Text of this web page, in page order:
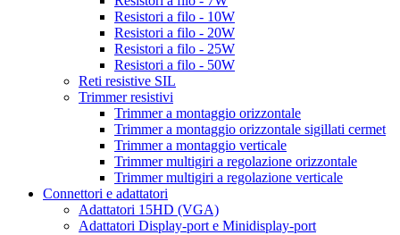
Resistori a filo - 10W
Resistori a filo - 20W
Resistori a filo - 25W
Resistori a filo - 50W
Reti resistive SIL
Trimmer resistivi
Trimmer a montaggio orizzontale
Trimmer a montaggio orizzontale sigillati cermet
Trimmer a montaggio verticale
Trimmer multigiri a regolazione orizzontale
Trimmer multigiri a regolazione verticale
Connettori e adattatori
Adattatori 15HD (VGA)
Adattatori Display-port e Minidisplay-port